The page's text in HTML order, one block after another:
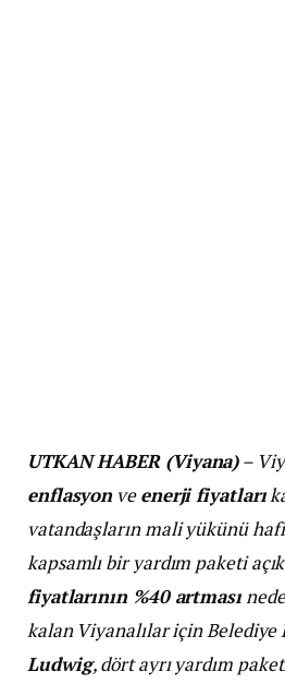
UTKAN HABER (Viyana)–
enflasyonveenerji fiyatları
vatandaşların mali yükünü
kapsamlı bir yardım paketi
fiyatlarının %40 artması
kalan Viyanalılar için Belediye
Ludwig, dört ayrı yardım